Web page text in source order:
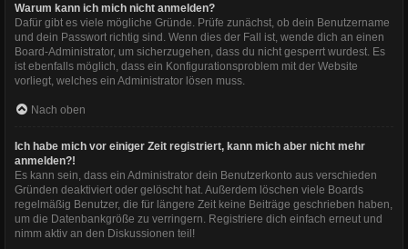
Warum kann ich mich nicht anmelden?
Dafür gibt es viele mögliche Gründe. Prüfe zunächst, ob dein Benutzername
und dein Passwort richtig sind. Wenn dies der Fall ist, wende dich an einen
Board-Administrator, um sicherzugehen, dass du nicht gesperrt wurdest. Es
ist ebenfalls möglich, dass ein Konfigurationsproblem mit der Website
vorliegt, welches ein Administrator lösen muss.
Nach oben
Ich habe mich vor einiger Zeit registriert, kann mich aber nicht mehr
anmelden?!
Es kann sein, dass ein Administrator dein Benutzerkonto aus verschieden
Gründen deaktiviert oder gelöscht hat. Außerdem löschen viele Boards
regelmäßig Benutzer, die für längere Zeit keine Beiträge geschrieben haben,
um die Datenbankgröße zu verringern. Registriere dich einfach erneut und
nimm aktiv an den Diskussionen teil!